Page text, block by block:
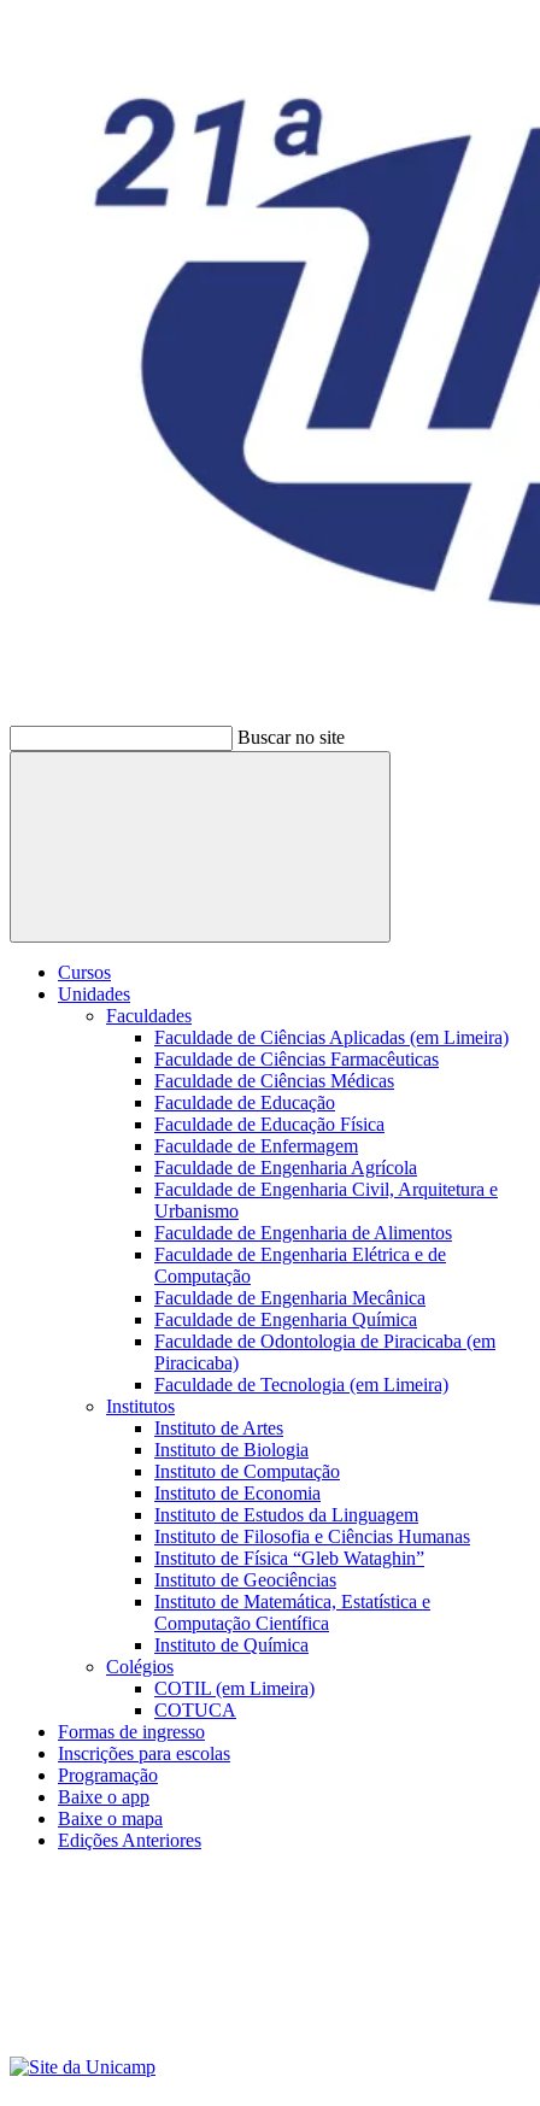
Buscar no site
Buscar
Cursos
Unidades
Faculdades
Faculdade de Ciências Aplicadas (em Limeira)
Faculdade de Ciências Farmacêuticas
Faculdade de Ciências Médicas
Faculdade de Educação
Faculdade de Educação Física
Faculdade de Enfermagem
Faculdade de Engenharia Agrícola
Faculdade de Engenharia Civil, Arquitetura e
Urbanismo
Faculdade de Engenharia de Alimentos
Faculdade de Engenharia Elétrica e de
Computação
Faculdade de Engenharia Mecânica
Faculdade de Engenharia Química
Faculdade de Odontologia de Piracicaba (em
Piracicaba)
Faculdade de Tecnologia (em Limeira)
Institutos
Instituto de Artes
Instituto de Biologia
Instituto de Computação
Instituto de Economia
Instituto de Estudos da Linguagem
Instituto de Filosofia e Ciências Humanas
Instituto de Física “Gleb Wataghin”
Instituto de Geociências
Instituto de Matemática, Estatística e
Computação Científica
Instituto de Química
Colégios
COTIL (em Limeira)
COTUCA
Formas de ingresso
Inscrições para escolas
Programação
Baixe o app
Baixe o mapa
Edições Anteriores